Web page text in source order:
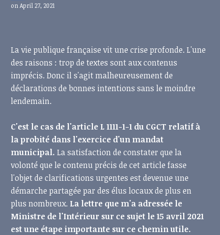
on April 27, 2021
La vie publique française vit une crise profonde. L'une
des raisons : trop de textes sont aux contenus
imprécis. Donc il s'agit malheureusement de
déclarations de bonnes intentions sans le moindre
lendemain.
C'est le cas de l'article L 1111-1-1 du CGCT relatif à
la probité dans l'exercice d'un mandat
municipal. La satisfaction de constater que la
volonté que le contenu précis de cet article fasse
l'objet de clarifications urgentes est devenue une
démarche partagée par des élus locaux de plus en
plus nombreux. La lettre que m'a adressée le
Ministre de l'Intérieur sur ce sujet le 15 avril 2021
est une étape importante sur ce chemin utile.